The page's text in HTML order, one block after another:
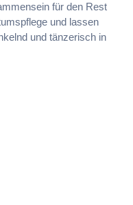
für den Rest
und lassen
und tänzerisch in